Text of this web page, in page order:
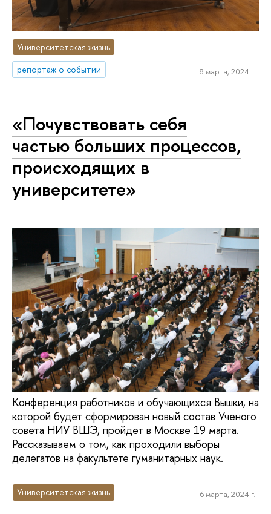
Университетская жизнь
репортаж о событии
8 марта, 2024 г.
«Почувствовать себя
частью больших процессов,
происходящих в
университете»
Конференция работников и обучающихся Вышки, на
которой будет сформирован новый состав Ученого
совета НИУ ВШЭ, пройдет в Москве 19 марта.
Рассказываем о том, как проходили выборы
делегатов на факультете гуманитарных наук.
Университетская жизнь 6 марта, 2024 г.